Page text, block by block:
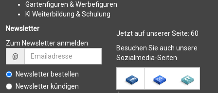
Gartenfiguren & Werbefiguren
KI Weiterbildung & Schulung
Newsletter
Zum Newsletter anmelden
@
Newsletter bestellen
Newsletter kündigen
Jetzt auf unserer Seite: 60
Besuchen Sie auch unsere
Sozialmedia-Seiten